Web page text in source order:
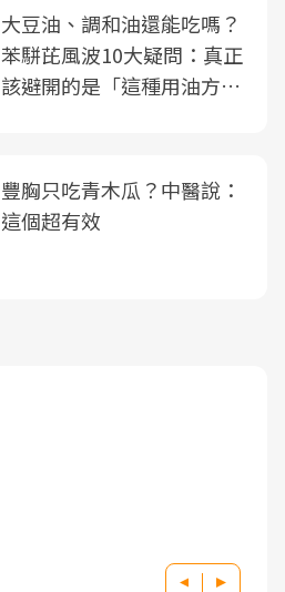
大豆油、調和油還能吃嗎？
苯駢芘風波10大疑問：真正
該避開的是「這種用油方
豐胸只吃青木瓜？中醫說：
這個超有效